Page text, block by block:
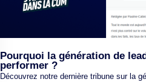
Pourquoi la génération de
performer ?
Découvrez notre dernière tribune sur la